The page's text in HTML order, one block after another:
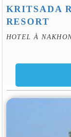
KRITSADA
RESORT
HOTEL À